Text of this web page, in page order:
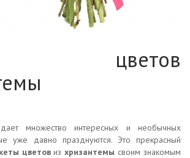
цветов
множество интересных и необычных
уже давно празднуются. Это прекрасный
цветовизхризантемы своим знакомым